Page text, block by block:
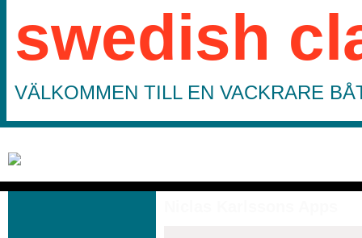
swedish
VÄLKOMMEN TILL EN VACKRARE